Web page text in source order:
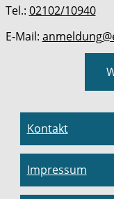
Tel.: 02102/10940
E-Mail:
Kontakt
Impressum